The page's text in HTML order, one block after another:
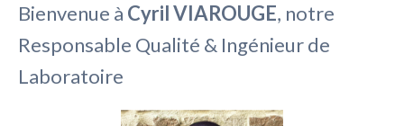
Bienvenue à Cyril VIAROUGE, notre
Responsable Qualité & Ingénieur de
Laboratoire